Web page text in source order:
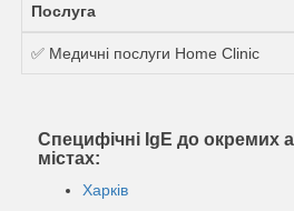
Послуга
✅ Медичні послуги Home Clinic
Специфічні IgE до окремих
містах:
Харків